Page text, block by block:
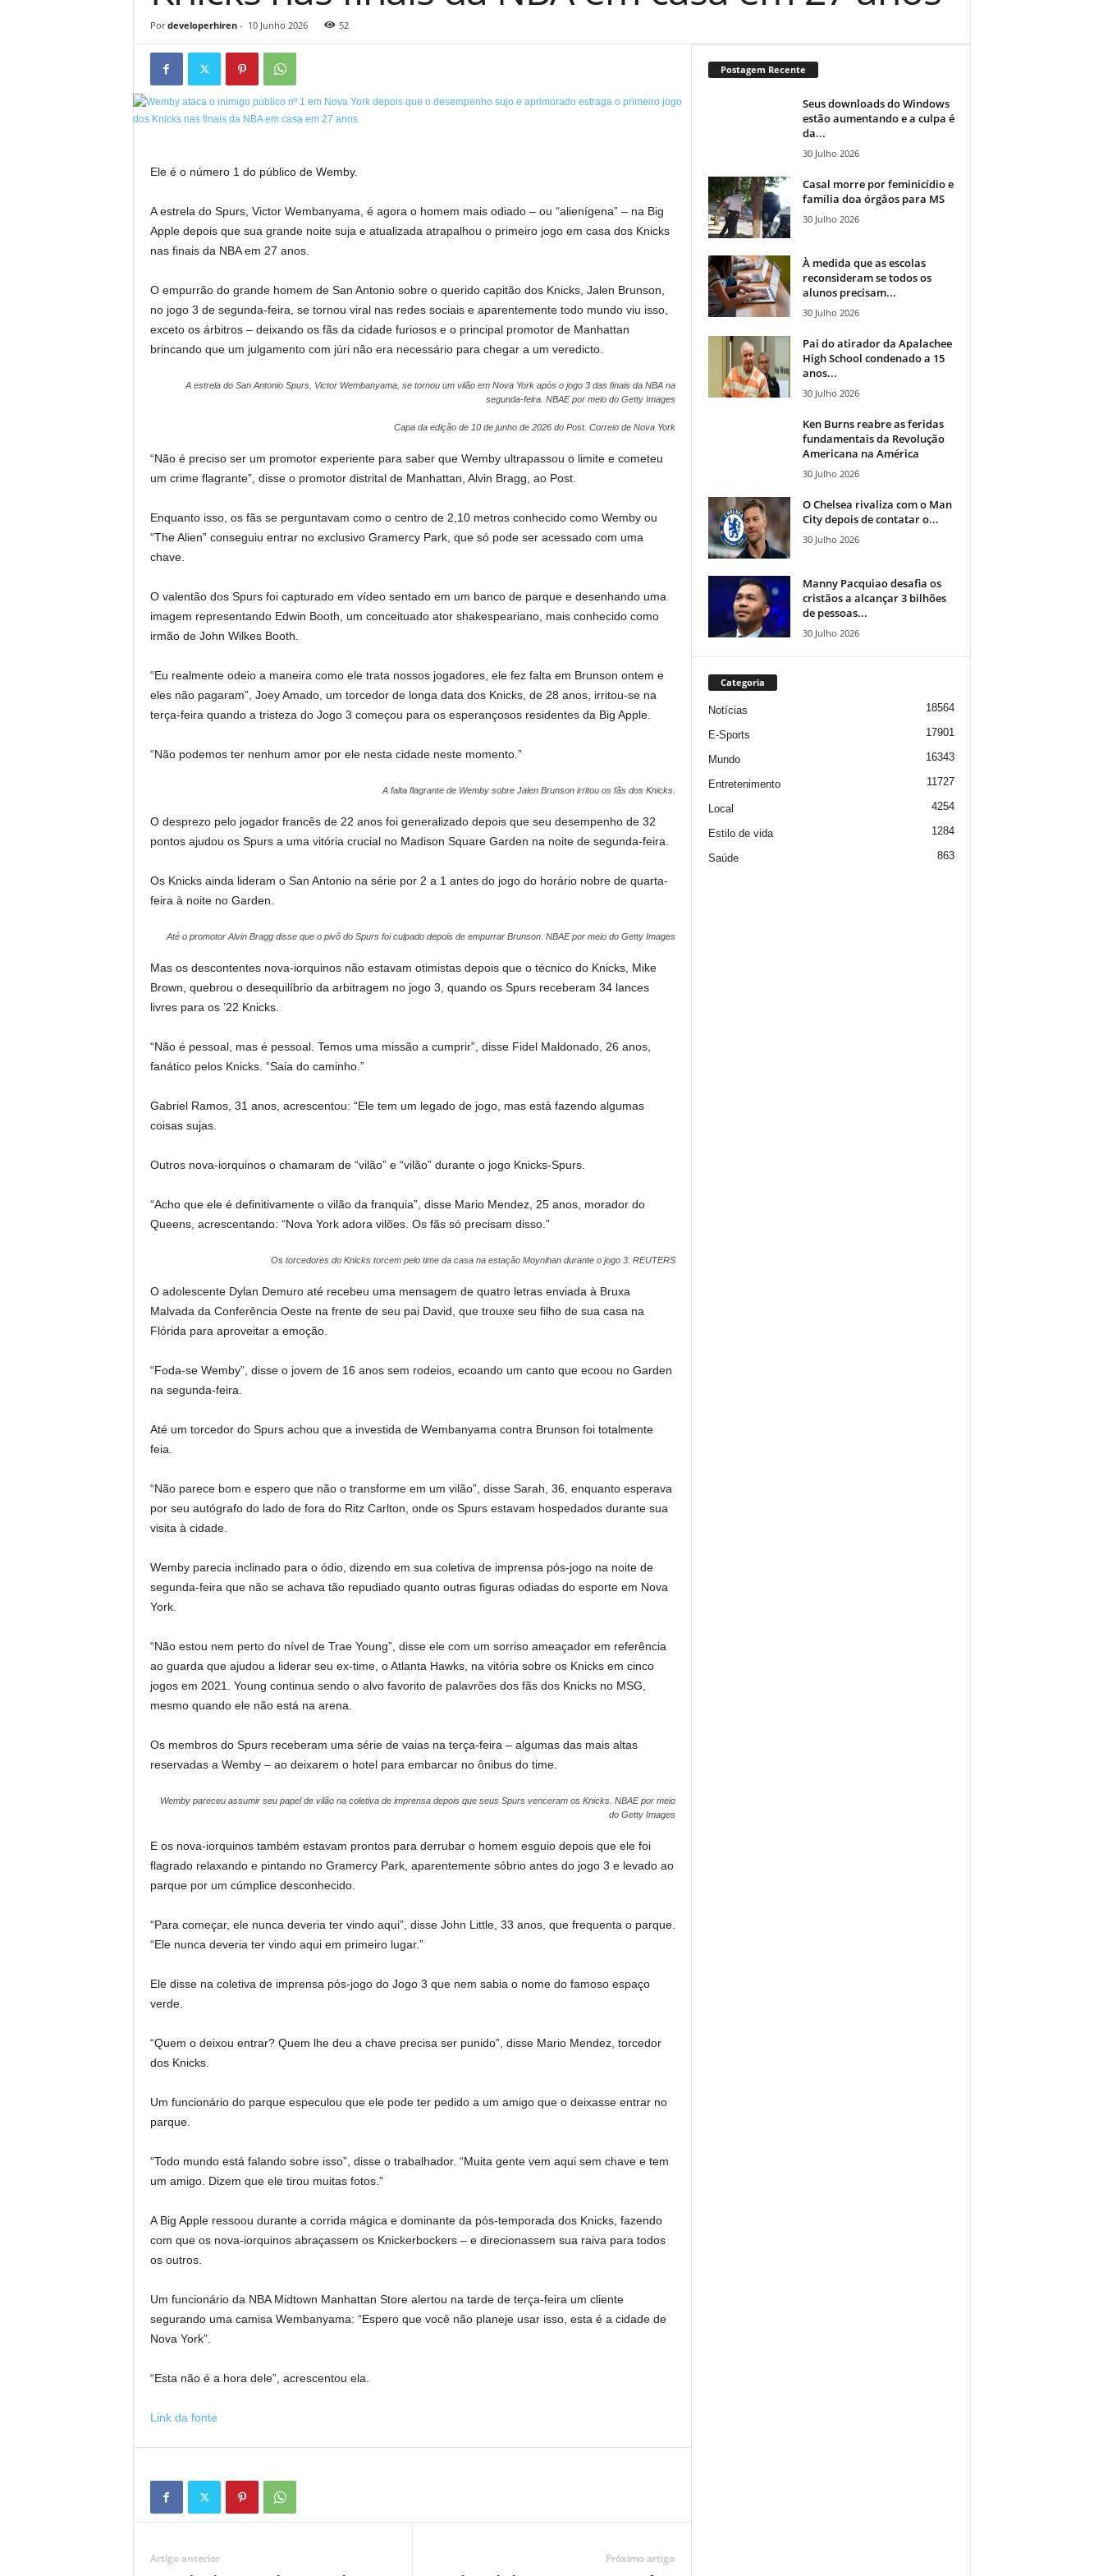
Por developerhiren- 10 Junho 2026 52
Ele é o número 1 do público de Wemby.
A estrela do Spurs, Victor Wembanyama, é agora o homem mais odiado – ou “alienígena” – na Big
Apple depois que sua grande noite suja e atualizada atrapalhou o primeiro jogo em casa dos Knicks
nas finais da NBA em 27 anos.
O empurrão do grande homem de San Antonio sobre o querido capitão dos Knicks, Jalen Brunson,
no jogo 3 de segunda-feira, se tornou viral nas redes sociais e aparentemente todo mundo viu isso,
exceto os árbitros – deixando os fãs da cidade furiosos e o principal promotor de Manhattan
brincando que um julgamento com júri não era necessário para chegar a um veredicto.
A estrela do San Antonio Spurs, Victor Wembanyama, se tornou um vilão em Nova York após o jogo 3 das finais da NBA na
segunda-feira. NBAE por meio do Getty Images
Capa da edição de 10 de junho de 2026 do Post. Correio de Nova York
“Não é preciso ser um promotor experiente para saber que Wemby ultrapassou o limite e cometeu
um crime flagrante”, disse o promotor distrital de Manhattan, Alvin Bragg, ao Post.
Enquanto isso, os fãs se perguntavam como o centro de 2,10 metros conhecido como Wemby ou
“The Alien” conseguiu entrar no exclusivo Gramercy Park, que só pode ser acessado com uma
chave.
O valentão dos Spurs foi capturado em vídeo sentado em um banco de parque e desenhando uma
imagem representando Edwin Booth, um conceituado ator shakespeariano, mais conhecido como
irmão de John Wilkes Booth.
“Eu realmente odeio a maneira como ele trata nossos jogadores, ele fez falta em Brunson ontem e
eles não pagaram”, Joey Amado, um torcedor de longa data dos Knicks, de 28 anos, irritou-se na
terça-feira quando a tristeza do Jogo 3 começou para os esperançosos residentes da Big Apple.
“Não podemos ter nenhum amor por ele nesta cidade neste momento.”
A falta flagrante de Wemby sobre Jalen Brunson irritou os fãs dos Knicks.
O desprezo pelo jogador francês de 22 anos foi generalizado depois que seu desempenho de 32
pontos ajudou os Spurs a uma vitória crucial no Madison Square Garden na noite de segunda-feira.
Os Knicks ainda lideram o San Antonio na série por 2 a 1 antes do jogo do horário nobre de quarta-
feira à noite no Garden.
Até o promotor Alvin Bragg disse que o pivô do Spurs foi culpado depois de empurrar Brunson. NBAE por meio do Getty Images
Mas os descontentes nova-iorquinos não estavam otimistas depois que o técnico do Knicks, Mike
Brown, quebrou o desequilíbrio da arbitragem no jogo 3, quando os Spurs receberam 34 lances
livres para os ’22 Knicks.
“Não é pessoal, mas é pessoal. Temos uma missão a cumprir”, disse Fidel Maldonado, 26 anos,
fanático pelos Knicks. “Saia do caminho.”
Gabriel Ramos, 31 anos, acrescentou: “Ele tem um legado de jogo, mas está fazendo algumas
coisas sujas.
Outros nova-iorquinos o chamaram de “vilão” e “vilão” durante o jogo Knicks-Spurs.
“Acho que ele é definitivamente o vilão da franquia”, disse Mario Mendez, 25 anos, morador do
Queens, acrescentando: “Nova York adora vilões. Os fãs só precisam disso.”
Os torcedores do Knicks torcem pelo time da casa na estação Moynihan durante o jogo 3. REUTERS
O adolescente Dylan Demuro até recebeu uma mensagem de quatro letras enviada à Bruxa
Malvada da Conferência Oeste na frente de seu pai David, que trouxe seu filho de sua casa na
Flórida para aproveitar a emoção.
“Foda-se Wemby”, disse o jovem de 16 anos sem rodeios, ecoando um canto que ecoou no Garden
na segunda-feira.
Até um torcedor do Spurs achou que a investida de Wembanyama contra Brunson foi totalmente
feia.
“Não parece bom e espero que não o transforme em um vilão”, disse Sarah, 36, enquanto esperava
por seu autógrafo do lado de fora do Ritz Carlton, onde os Spurs estavam hospedados durante sua
visita à cidade.
Wemby parecia inclinado para o ódio, dizendo em sua coletiva de imprensa pós-jogo na noite de
segunda-feira que não se achava tão repudiado quanto outras figuras odiadas do esporte em Nova
York.
“Não estou nem perto do nível de Trae Young”, disse ele com um sorriso ameaçador em referência
ao guarda que ajudou a liderar seu ex-time, o Atlanta Hawks, na vitória sobre os Knicks em cinco
jogos em 2021. Young continua sendo o alvo favorito de palavrões dos fãs dos Knicks no MSG,
mesmo quando ele não está na arena.
Os membros do Spurs receberam uma série de vaias na terça-feira – algumas das mais altas
reservadas a Wemby – ao deixarem o hotel para embarcar no ônibus do time.
Wemby pareceu assumir seu papel de vilão na coletiva de imprensa depois que seus Spurs venceram os Knicks. NBAE por meio
do Getty Images
E os nova-iorquinos também estavam prontos para derrubar o homem esguio depois que ele foi
flagrado relaxando e pintando no Gramercy Park, aparentemente sóbrio antes do jogo 3 e levado ao
parque por um cúmplice desconhecido.
“Para começar, ele nunca deveria ter vindo aqui”, disse John Little, 33 anos, que frequenta o parque.
“Ele nunca deveria ter vindo aqui em primeiro lugar.”
Ele disse na coletiva de imprensa pós-jogo do Jogo 3 que nem sabia o nome do famoso espaço
verde.
“Quem o deixou entrar? Quem lhe deu a chave precisa ser punido”, disse Mario Mendez, torcedor
dos Knicks.
Um funcionário do parque especulou que ele pode ter pedido a um amigo que o deixasse entrar no
parque.
“Todo mundo está falando sobre isso”, disse o trabalhador. “Muita gente vem aqui sem chave e tem
um amigo. Dizem que ele tirou muitas fotos.”
A Big Apple ressoou durante a corrida mágica e dominante da pós-temporada dos Knicks, fazendo
com que os nova-iorquinos abraçassem os Knickerbockers – e direcionassem sua raiva para todos
os outros.
Um funcionário da NBA Midtown Manhattan Store alertou na tarde de terça-feira um cliente
segurando uma camisa Wembanyama: “Espero que você não planeje usar isso, esta é a cidade de
Nova York”.
“Esta não é a hora dele”, acrescentou ela.
Link da fonte
Artigo anterior Próximo artigo
Postagem Recente
Seus downloads do Windows
estão aumentando e a culpa é
da...
30 Julho 2026
Casal morre por feminicídio e
família doa órgãos para MS
30 Julho 2026
À medida que as escolas
reconsideram se todos os
alunos precisam...
30 Julho 2026
Pai do atirador da Apalachee
High School condenado a 15
anos...
30 Julho 2026
Ken Burns reabre as feridas
fundamentais da Revolução
Americana na América
30 Julho 2026
O Chelsea rivaliza com o Man
City depois de contatar o...
30 Julho 2026
Manny Pacquiao desafia os
cristãos a alcançar 3 bilhões
de pessoas...
30 Julho 2026
Categoria
Notícias 18564
E-Sports 17901
Mundo 16343
Entretenimento 11727
Local 4254
Estilo de vida 1284
Saúde 863